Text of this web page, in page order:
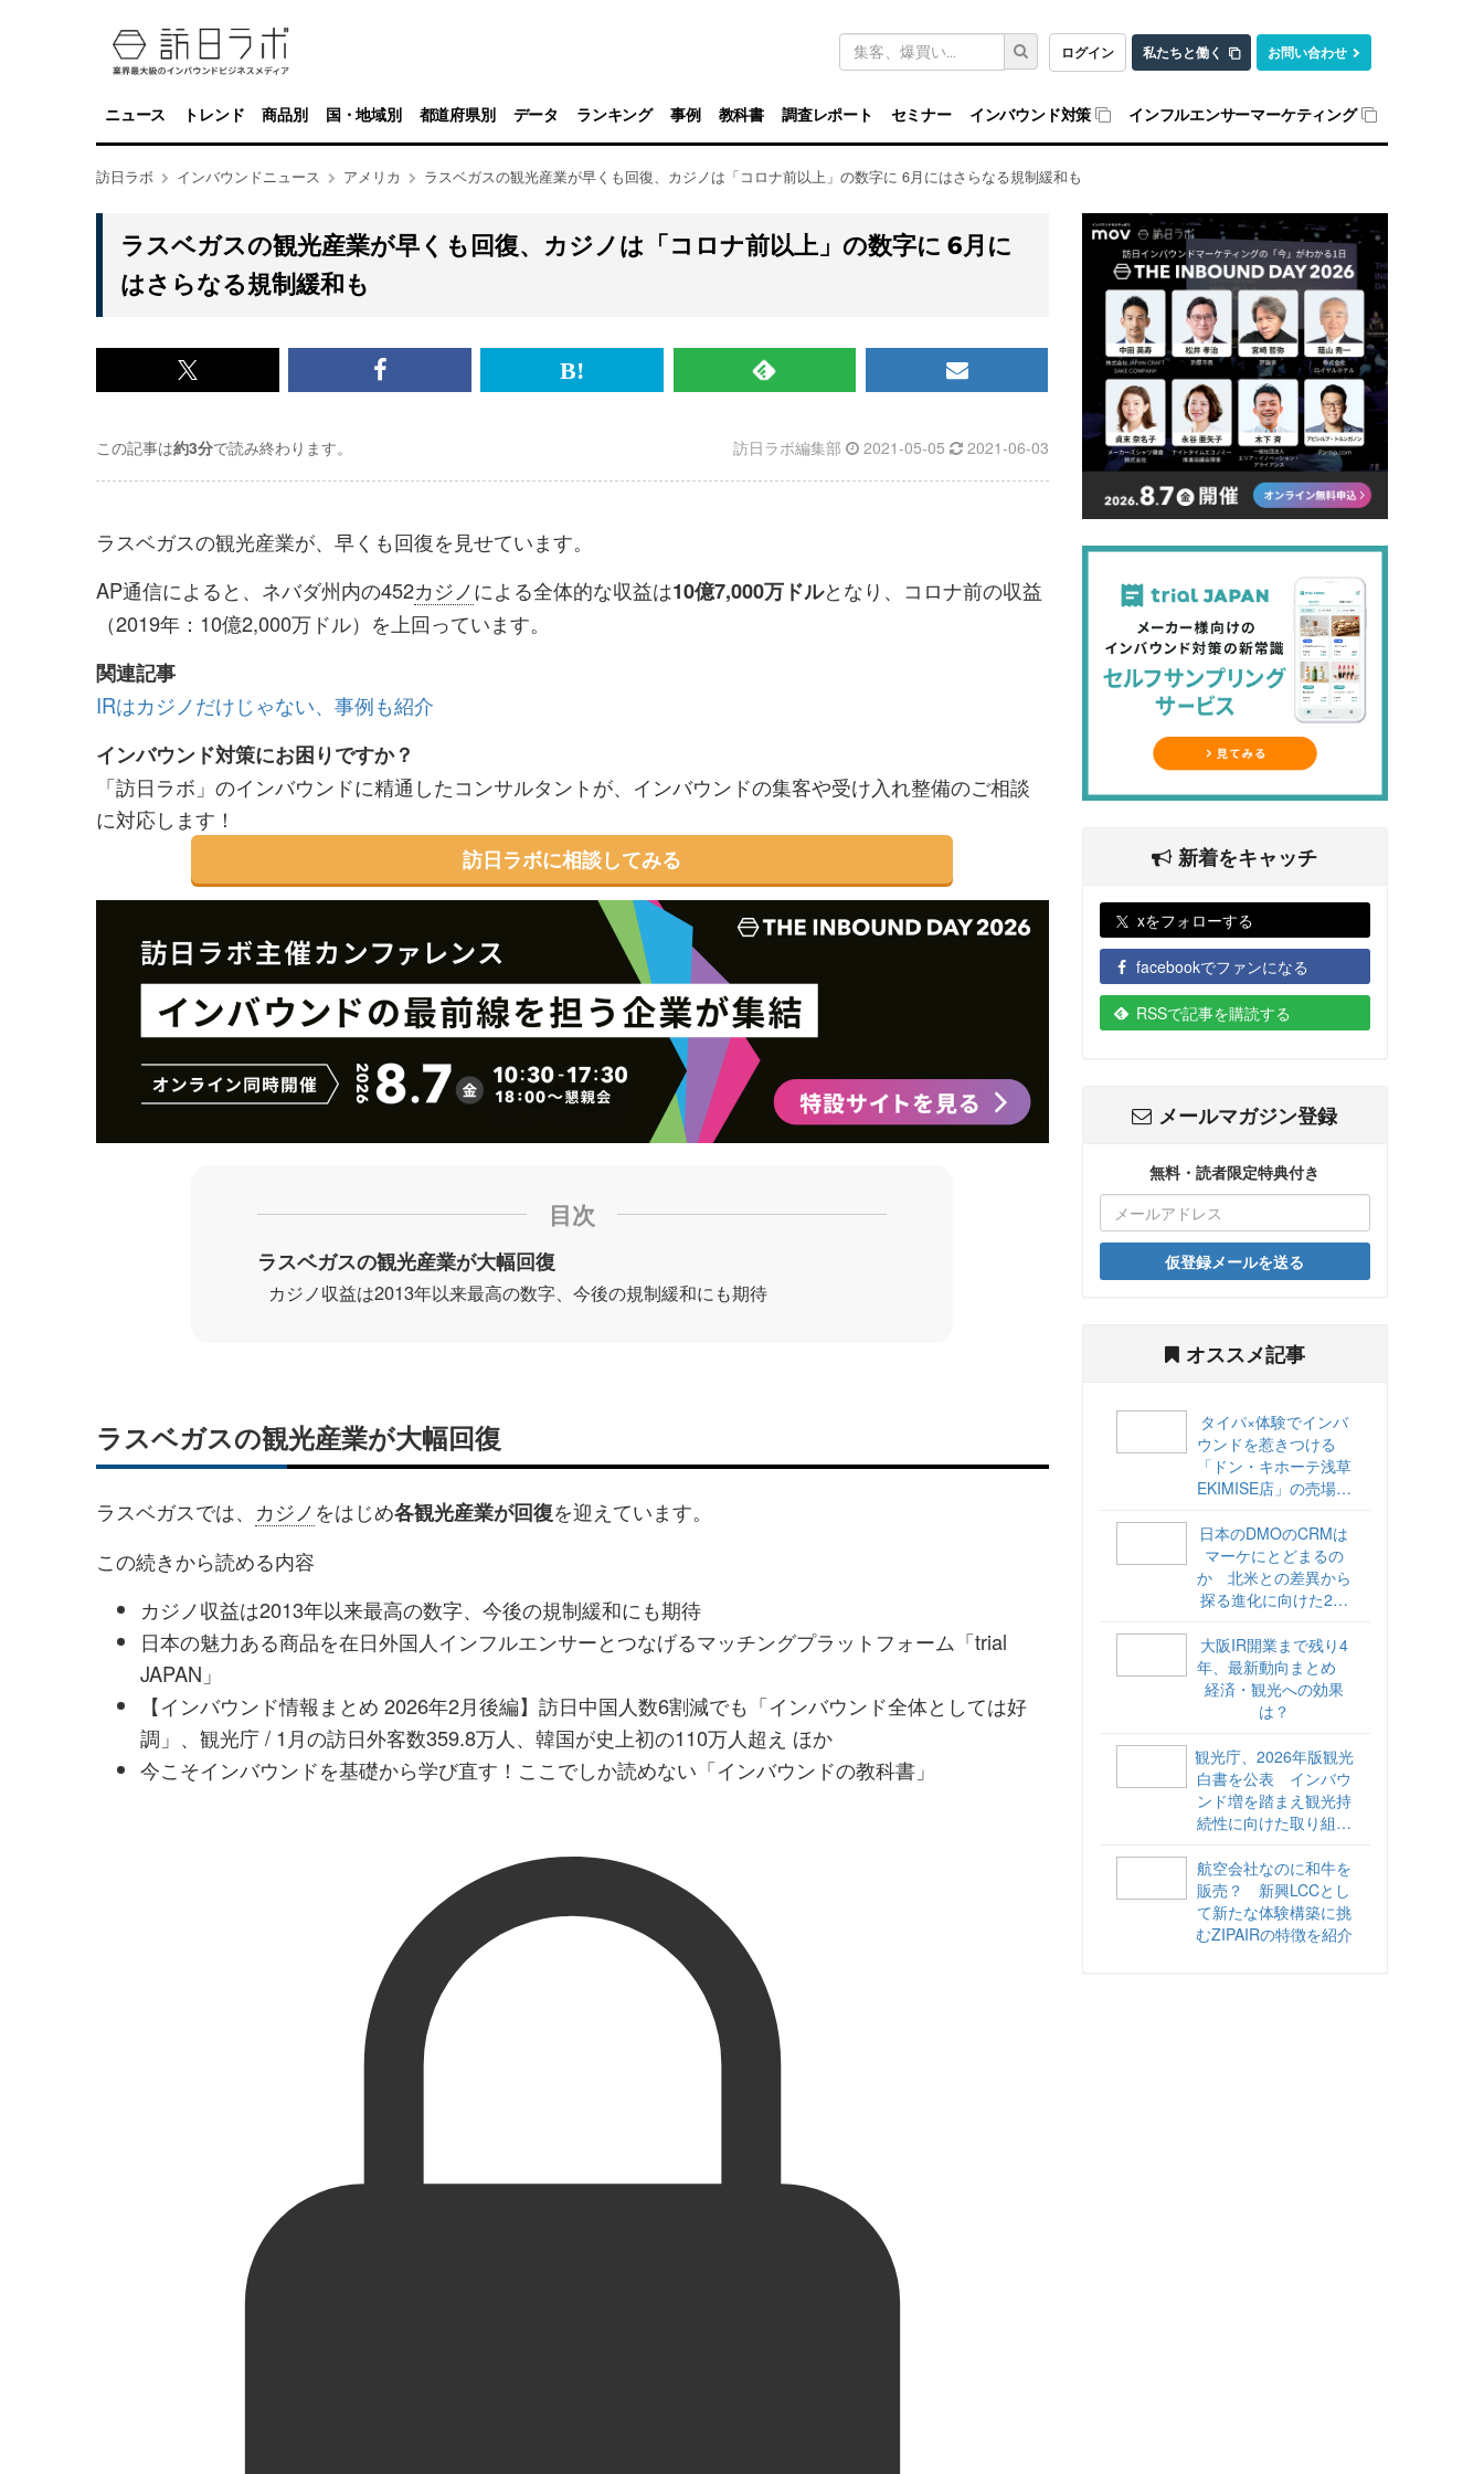
ログイン 私たちと働く お問い合わせ
キ
ワ
ド
検
索
ニュース トレンド 商品別 国・地域別 都道府県別 データ ランキング 事例 教科書 調査レポート セミナー インバウンド対策 インフルエンサーマーケティング
訪日ラボ インバウンドニュース アメリカ ラスベガスの観光産業が早くも回復、カジノは「コロナ前以上」の数字に 6月にはさらなる規制緩和も
ラスベガスの観光産業が早くも回復、カジノは「コロナ前以上」の数字に 6月に
はさらなる規制緩和も
x<br>
記
事
シ
ェ
ア
る
Facebook<br>
事
シ
ェ
ア
る
は
ブ
ク
マ
RSS
記
事
読
メ
マ
ガ
す
訪日ラボ編集部 2021-05-05 2021-06-03
この記事は約3分で読み終わります。
ラスベガスの観光産業が、早くも回復を見せています。
AP通信によると、ネバダ州内の452カジノによる全体的な収益は10億7,000万ドルとなり、コロナ前の収益
（2019年：10億2,000万ドル）を上回っています。
関連記事
IRはカジノだけじゃない、事例も紹介
インバウンド対策にお困りですか？
「訪日ラボ」のインバウンドに精通したコンサルタントが、インバウンドの集客や受け入れ整備のご相談
に対応します！
訪日ラボに相談してみる
目次
ラスベガスの観光産業が大幅回復
カジノ収益は2013年以来最高の数字、今後の規制緩和にも期待
ラスベガスの観光産業が大幅回復
ラスベガスでは、 カジノをはじめ各観光産業が回復を迎えています。
この続きから読める内容
カジノ収益は2013年以来最高の数字、今後の規制緩和にも期待
日本の魅力ある商品を在日外国人インフルエンサーとつなげるマッチングプラットフォーム「trial
JAPAN」
【インバウンド情報まとめ 2026年2月後編】訪日中国人数6割減でも「インバウンド全体としては好
調」、観光庁 / 1月の訪日外客数359.8万人、韓国が史上初の110万人超え ほか
今こそインバウンドを基礎から学び直す！ここでしか読めない「インバウンドの教科書」
新着をキャッチ
xをフォローする
facebookでファンになる
RSSで記事を購読する
メールマガジン登録
無料・読者限定特典付き
仮登録メールを送る
オススメ記事
タイパ×体験でインバ
ウンドを惹きつける
「ドン・キホーテ浅草
EKIMISE店」の売場づ
日本のDMOのCRMは
マーケにとどまるの
か 北米との差異から
探る進化に向けた2ス
海外DMOのリアル
vol.6】
大阪IR開業まで残り4
年、最新動向まとめ
経済・観光への効果
は？
観光庁、2026年版観光
白書を公表 インバウ
ンド増を踏まえ観光持
続性に向けた取り組み
航空会社なのに和牛を
販売？ 新興LCCとし
て新たな体験構築に挑
むZIPAIRの特徴を紹介